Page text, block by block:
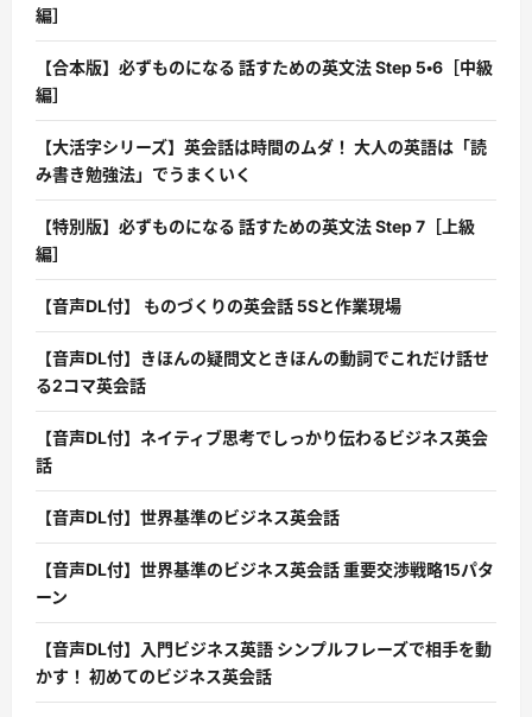
編］
【合本版】必ずものになる 話すための英文法 Step 5・6［中級
編］
【大活字シリーズ】英会話は時間のムダ！ 大人の英語は「読
み書き勉強法」でうまくいく
【特別版】必ずものになる 話すための英文法 Step 7［上級
編］
【音声DL付】 ものづくりの英会話 5Sと作業現場
【音声DL付】きほんの疑問文ときほんの動詞でこれだけ話せ
る2コマ英会話
【音声DL付】ネイティブ思考でしっかり伝わるビジネス英会
話
【音声DL付】世界基準のビジネス英会話
【音声DL付】世界基準のビジネス英会話 重要交渉戦略15パタ
ーン
【音声DL付】入門ビジネス英語 シンプルフレーズで相手を動
かす！ 初めてのビジネス英会話